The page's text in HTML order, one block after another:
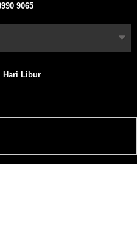
9065
Hari Libur